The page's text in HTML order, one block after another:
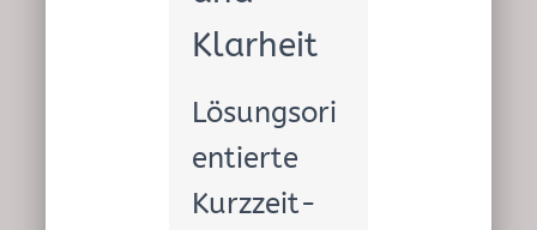
Klarheit
Lösungsori
entierte
Kurzzeit-